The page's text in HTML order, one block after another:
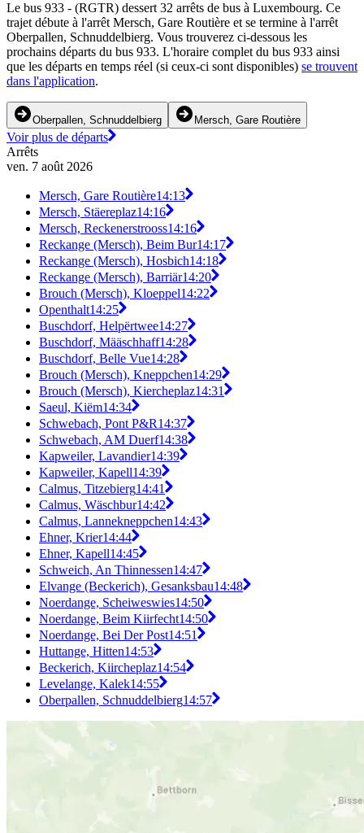
Le bus 933 - (RGTR) dessert 32 arrêts de bus à Luxembourg. Ce
trajet débute à l'arrêt Mersch, Gare Routière et se termine à l'arrêt
Oberpallen, Schnuddelbierg. Vous trouverez ci-dessous les
prochains départs du bus 933. L'horaire complet du bus 933 ainsi
que les départs en temps réel (si ceux-ci sont disponibles) se trouvent
dans l'application.
Oberpallen, Schnuddelbierg Mersch, Gare Routière
Voir plus de départs
Arrêts
ven. 7 août 2026
Mersch, Gare Routière14:13
Mersch, Stäereplaz14:16
Mersch, Reckenerstrooss14:16
Reckange (Mersch), Beim Bur14:17
Reckange (Mersch), Hosbich14:18
Reckange (Mersch), Barriär14:20
Brouch (Mersch), Kloeppel14:22
Openthalt14:25
Buschdorf, Helpërtwee14:27
Buschdorf, Määschhaff14:28
Buschdorf, Belle Vue14:28
Brouch (Mersch), Kneppchen14:29
Brouch (Mersch), Kiercheplaz14:31
Saeul, Kiëm14:34
Schwebach, Pont P&R14:37
Schwebach, AM Duerf14:38
Kapweiler, Lavandier14:39
Kapweiler, Kapell14:39
Calmus, Titzebierg14:41
Calmus, Wäschbur14:42
Calmus, Lannekneppchen14:43
Ehner, Krier14:44
Ehner, Kapell14:45
Schweich, An Thinnessen14:47
Elvange (Beckerich), Gesanksbau14:48
Noerdange, Scheiweswies14:50
Noerdange, Beim Kiirfecht14:50
Noerdange, Bei Der Post14:51
Huttange, Hitten14:53
Beckerich, Kiircheplaz14:54
Levelange, Kalek14:55
Oberpallen, Schnuddelbierg14:57